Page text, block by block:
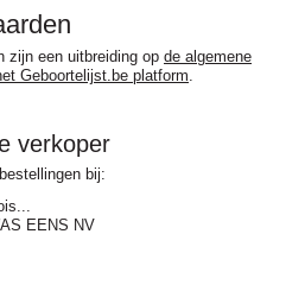
zijn een uitbreiding op de algemene
Geboortelijst.be platform
verkoper
bij:
EENS NV